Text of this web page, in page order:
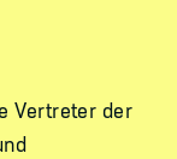
Vertreter der